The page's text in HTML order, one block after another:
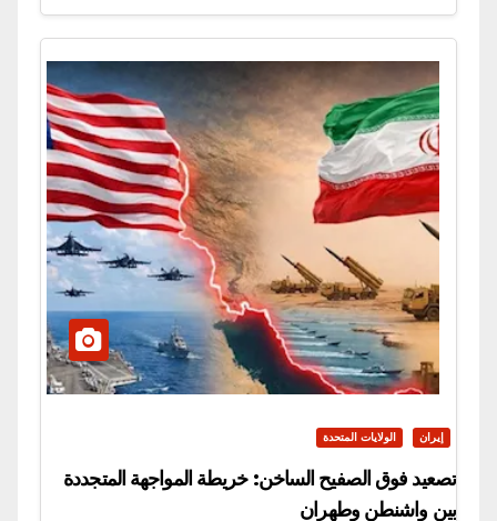
إيران الولايات المتحدة
تصعيد فوق الصفيح الساخن: خريطة المواجهة المتجددة
بين واشنطن وطهران